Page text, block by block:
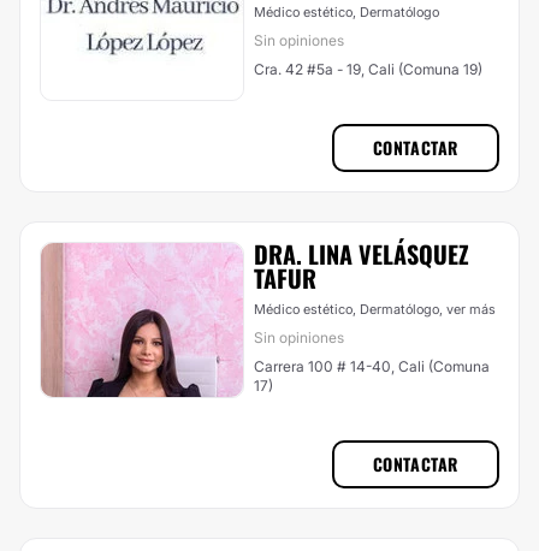
Médico estético, Dermatólogo
Sin opiniones
Cra. 42 #5a - 19, Cali (Comuna 19)
CONTACTAR
DRA. LINA VELÁSQUEZ
TAFUR
Médico estético, Dermatólogo, ver más
Sin opiniones
Carrera 100 # 14-40, Cali (Comuna
17)
CONTACTAR